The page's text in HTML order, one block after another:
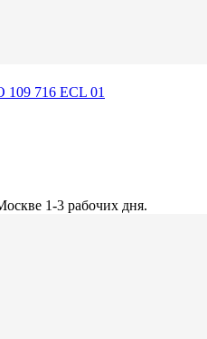
716 ECL 01
1-3 рабочих дня.